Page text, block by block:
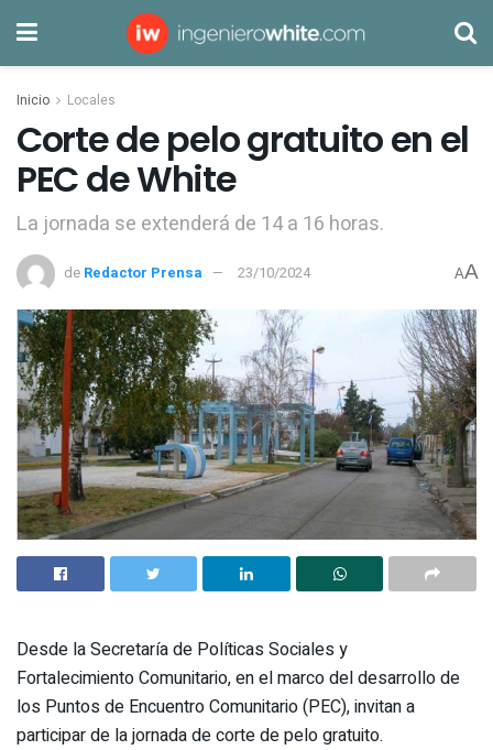
Inicio Locales
Corte de pelo gratuito en el
PEC de White
La jornada se extenderá de 14 a 16 horas.
de Redactor Prensa 23/10/2024 AA
Desde la Secretaría de Políticas Sociales y
Fortalecimiento Comunitario, en el marco del desarrollo de
los Puntos de Encuentro Comunitario (PEC), invitan a
participar de la jornada de corte de pelo gratuito.